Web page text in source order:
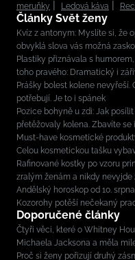
meruňky
Ledová káva
Články Svět ženy
Kvíz z antonym: Myslíte si, že
obvyklá slova vás možná
Plastiky přiznávala s
toho pravého: Dramatický i
Prášky bolest kolene
potřebují. Je to i spánek
Pozice bohyně u zdi: Jak
přetěžovaly kolena. Zbavíte se
Must-have kosmetické
Celou kosmetickou tašku
Rafinované kostky po vzoru
zralým ženám a nikdy nevyjde
Andělský horoskop od 10.
Kozorohy potěší nečekaný
Doporučené články
Čtyři věci, které o Whitney
Michaela Jacksona a měla
Proč si ženy pořizují druhý